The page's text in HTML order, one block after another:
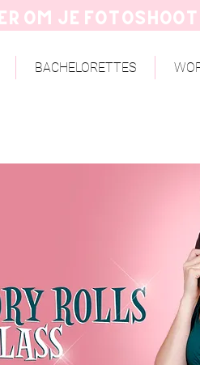
om je fotoshoot
BACHELORETTES